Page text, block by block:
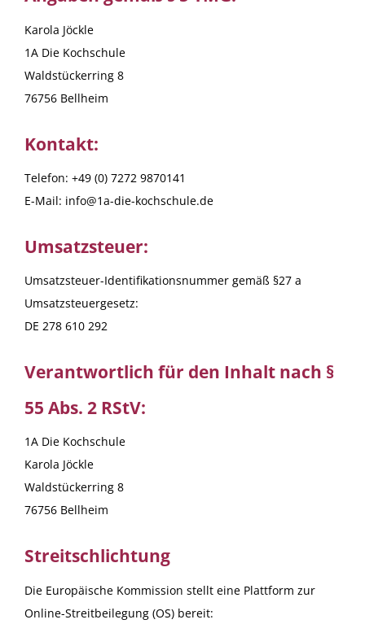
Karola Jöckle
1A Die Kochschule
Waldstückerring 8
76756 Bellheim
Kontakt:
Telefon: +49 (0) 7272 9870141
E-Mail: info@1a-die-kochschule.de
Umsatzsteuer:
Umsatzsteuer-Identifikationsnummer gemäß §27 a
Umsatzsteuergesetz:
DE 278 610 292
Verantwortlich für den Inhalt nach §
55 Abs. 2 RStV:
1A Die Kochschule
Karola Jöckle
Waldstückerring 8
76756 Bellheim
Streitschlichtung
Die Europäische Kommission stellt eine Plattform zur
Online-Streitbeilegung (OS) bereit: